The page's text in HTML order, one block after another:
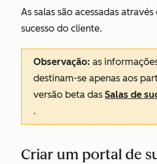
As salas são acessadas através
sucesso do cliente.
Observação: as
destinam-se apenas aos
versão beta das Salas de
.
Criar um portal de